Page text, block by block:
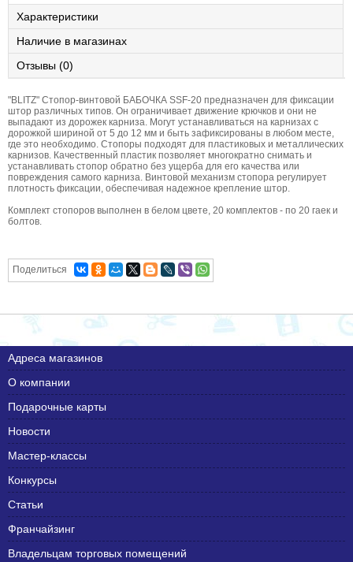
Характеристики
Наличие в магазинах
Отзывы (0)
"BLITZ" Стопор-винтовой БАБОЧКА SSF-20 предназначен для фиксации
штор различных типов. Он ограничивает движение крючков и они не
выпадают из дорожек карниза. Могут устанавливаться на карнизах с
дорожкой шириной от 5 до 12 мм и быть зафиксированы в любом месте,
где это необходимо. Стопоры подходят для пластиковых и металлических
карнизов. Качественный пластик позволяет многократно снимать и
устанавливать стопор обратно без ущерба для его качества или
повреждения самого карниза. Винтовой механизм стопора регулирует
плотность фиксации, обеспечивая надежное крепление штор.
Комплект стопоров выполнен в белом цвете, 20 комплектов - по 20 гаек и
болтов.
Поделиться
Адреса магазинов
О компании
Подарочные карты
Новости
Мастер-классы
Конкурсы
Статьи
Франчайзинг
Владельцам торговых помещений